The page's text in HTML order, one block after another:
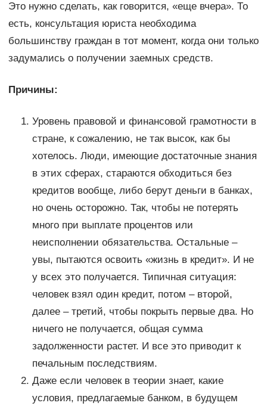
Это нужно сделать, как говорится, «еще вчера». То
есть, консультация юриста необходима
большинству граждан в тот момент, когда они только
задумались о получении заемных средств.
Причины:
Уровень правовой и финансовой грамотности в
стране, к сожалению, не так высок, как бы
хотелось. Люди, имеющие достаточные знания
в этих сферах, стараются обходиться без
кредитов вообще, либо берут деньги в банках,
но очень осторожно. Так, чтобы не потерять
много при выплате процентов или
неисполнении обязательства. Остальные –
увы, пытаются освоить «жизнь в кредит». И не
у всех это получается. Типичная ситуация:
человек взял один кредит, потом – второй,
далее – третий, чтобы покрыть первые два. Но
ничего не получается, общая сумма
задолженности растет. И все это приводит к
печальным последствиям.
Даже если человек в теории знает, какие
условия, предлагаемые банком, в будущем